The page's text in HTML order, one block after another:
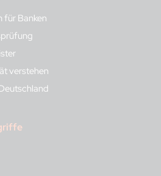
für Banken
verstehen